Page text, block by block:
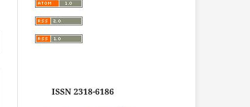
ISSN 2318-6186